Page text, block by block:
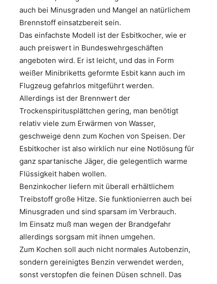
auch bei Minusgraden und Mangel an natürlichem
Brennstoff einsatzbereit sein.
Das einfachste Modell ist der Esbitkocher, wie er
auch preiswert in Bundeswehrgeschäften
angeboten wird. Er ist leicht, und das in Form
weißer Minibriketts geformte Esbit kann auch im
Flugzeug gefahrlos mitgeführt werden.
Allerdings ist der Brennwert der
Trockenspiritusplättchen gering, man benötigt
relativ viele zum Erwärmen von Wasser,
geschweige denn zum Kochen von Speisen. Der
Esbitkocher ist also wirklich nur eine Notlösung für
ganz spartanische Jäger, die gelegentlich warme
Flüssigkeit haben wollen.
Benzinkocher liefern mit überall erhältlichem
Treibstoff große Hitze. Sie funktionierren auch bei
Minusgraden und sind sparsam im Verbrauch.
Im Einsatz muß man wegen der Brandgefahr
allerdings sorgsam mit ihnen umgehen.
Zum Kochen soll auch nicht normales Autobenzin,
sondern gereinigtes Benzin verwendet werden,
sonst verstopfen die feinen Düsen schnell. Das